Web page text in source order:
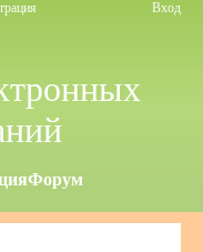
Вход
Форум